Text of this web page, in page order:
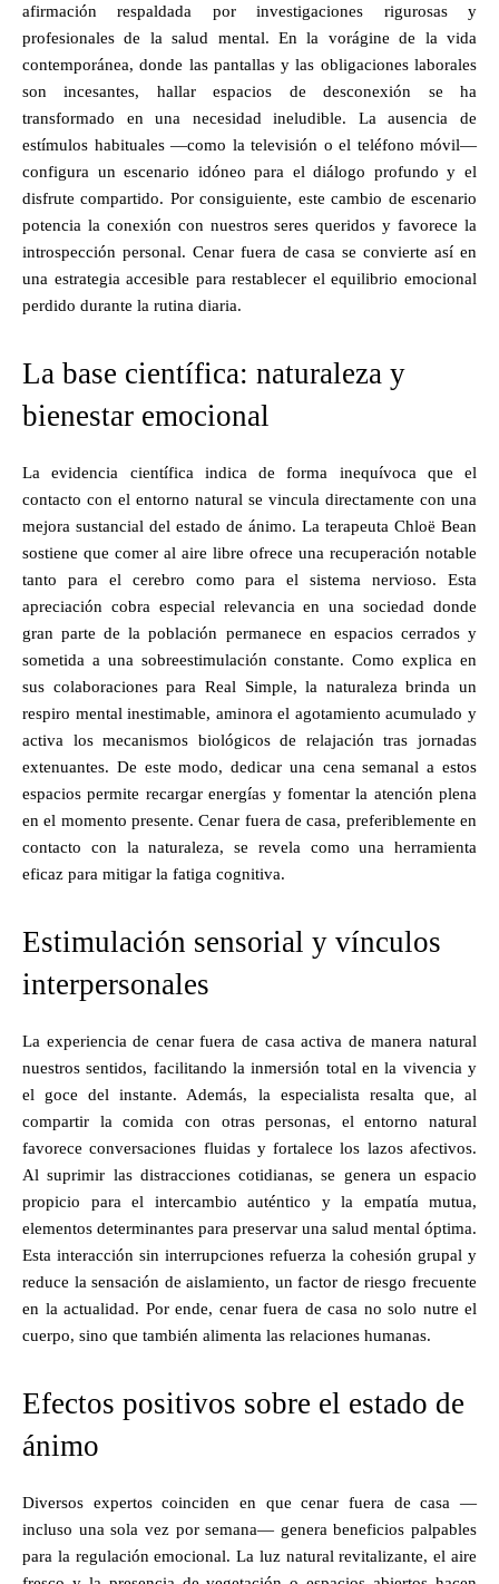
afirmación respaldada por investigaciones rigurosas y
profesionales de la salud mental. En la vorágine de la vida
contemporánea, donde las pantallas y las obligaciones laborales
son incesantes, hallar espacios de desconexión se ha
transformado en una necesidad ineludible. La ausencia de
estímulos habituales —como la televisión o el teléfono móvil—
configura un escenario idóneo para el diálogo profundo y el
disfrute compartido. Por consiguiente, este cambio de escenario
potencia la conexión con nuestros seres queridos y favorece la
introspección personal. Cenar fuera de casa se convierte así en
una estrategia accesible para restablecer el equilibrio emocional
perdido durante la rutina diaria.
La base científica: naturaleza y
bienestar emocional
La evidencia científica indica de forma inequívoca que el
contacto con el entorno natural se vincula directamente con una
mejora sustancial del estado de ánimo. La terapeuta Chloë Bean
sostiene que comer al aire libre ofrece una recuperación notable
tanto para el cerebro como para el sistema nervioso. Esta
apreciación cobra especial relevancia en una sociedad donde
gran parte de la población permanece en espacios cerrados y
sometida a una sobreestimulación constante. Como explica en
sus colaboraciones para Real Simple, la naturaleza brinda un
respiro mental inestimable, aminora el agotamiento acumulado y
activa los mecanismos biológicos de relajación tras jornadas
extenuantes. De este modo, dedicar una cena semanal a estos
espacios permite recargar energías y fomentar la atención plena
en el momento presente. Cenar fuera de casa, preferiblemente en
contacto con la naturaleza, se revela como una herramienta
eficaz para mitigar la fatiga cognitiva.
Estimulación sensorial y vínculos
interpersonales
La experiencia de cenar fuera de casa activa de manera natural
nuestros sentidos, facilitando la inmersión total en la vivencia y
el goce del instante. Además, la especialista resalta que, al
compartir la comida con otras personas, el entorno natural
favorece conversaciones fluidas y fortalece los lazos afectivos.
Al suprimir las distracciones cotidianas, se genera un espacio
propicio para el intercambio auténtico y la empatía mutua,
elementos determinantes para preservar una salud mental óptima.
Esta interacción sin interrupciones refuerza la cohesión grupal y
reduce la sensación de aislamiento, un factor de riesgo frecuente
en la actualidad. Por ende, cenar fuera de casa no solo nutre el
cuerpo, sino que también alimenta las relaciones humanas.
Efectos positivos sobre el estado de
ánimo
Diversos expertos coinciden en que cenar fuera de casa —
incluso una sola vez por semana— genera beneficios palpables
para la regulación emocional. La luz natural revitalizante, el aire